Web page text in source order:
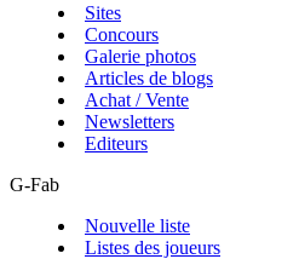
Sites
Concours
Galerie photos
Articles de blogs
Achat / Vente
Newsletters
Editeurs
G-Fab
Nouvelle liste
Listes des joueurs